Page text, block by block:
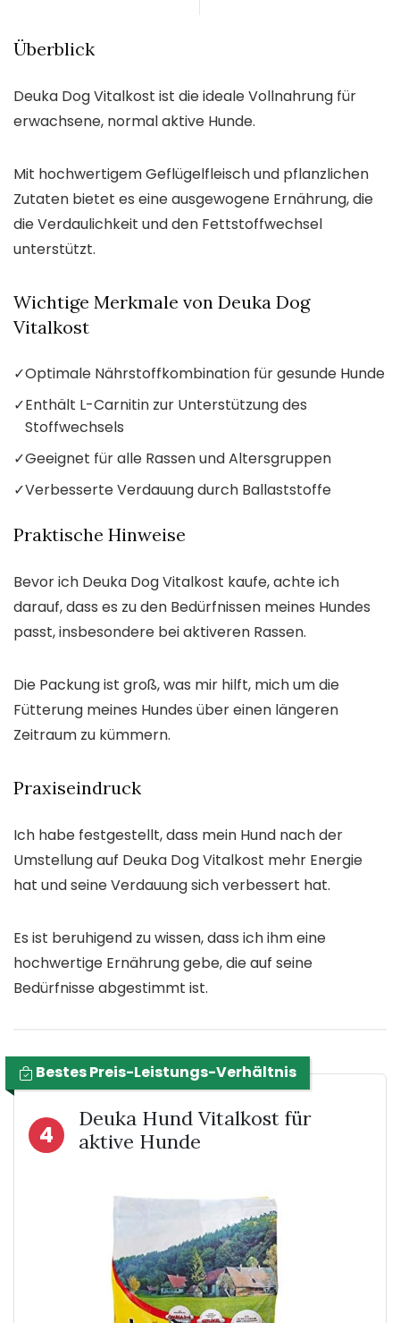
Überblick
Deuka Dog Vitalkost ist die ideale Vollnahrung für
erwachsene, normal aktive Hunde.
Mit hochwertigem Geflügelfleisch und pflanzlichen
Zutaten bietet es eine ausgewogene Ernährung, die
die Verdaulichkeit und den Fettstoffwechsel
unterstützt.
Wichtige Merkmale von Deuka Dog
Vitalkost
✓Optimale Nährstoffkombination für gesunde Hunde
✓Enthält L-Carnitin zur Unterstützung des
Stoffwechsels
✓Geeignet für alle Rassen und Altersgruppen
✓Verbesserte Verdauung durch Ballaststoffe
Praktische Hinweise
Bevor ich Deuka Dog Vitalkost kaufe, achte ich
darauf, dass es zu den Bedürfnissen meines Hundes
passt, insbesondere bei aktiveren Rassen.
Die Packung ist groß, was mir hilft, mich um die
Fütterung meines Hundes über einen längeren
Zeitraum zu kümmern.
Praxiseindruck
Ich habe festgestellt, dass mein Hund nach der
Umstellung auf Deuka Dog Vitalkost mehr Energie
hat und seine Verdauung sich verbessert hat.
Es ist beruhigend zu wissen, dass ich ihm eine
hochwertige Ernährung gebe, die auf seine
Bedürfnisse abgestimmt ist.
Bestes Preis-Leistungs-Verhältnis
4
Deuka Hund Vitalkost für
aktive Hunde